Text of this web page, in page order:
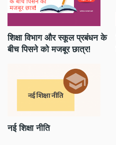
शिक्षा विभाग और स्कूल प्रबंधन के
बीच पिसने को मजबूर छात्र!
नई शिक्षा नीति